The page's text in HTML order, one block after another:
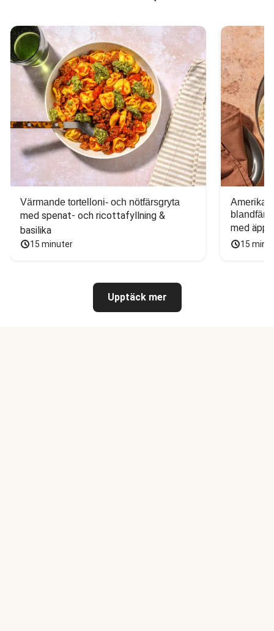
Värmande tortelloni- och nötfärsgryta
med spenat- och ricottafyllning &
basilika
15 minuter
blandfärs
med
15
Upptäck mer